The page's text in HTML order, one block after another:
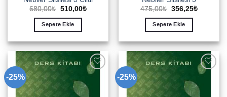
680,00₺ Orijinal
680,00₺.
510,00₺Şu
Sepete Ekle
475,00₺ Orijinal
475,00₺.
356,25₺Şu
Sepete Ekle
-25%
wishlist
-25%
wishlist